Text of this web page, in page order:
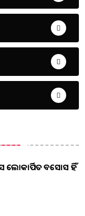
ଲୋକାର୍ପିତ ଅବସୋସ ହିଁ